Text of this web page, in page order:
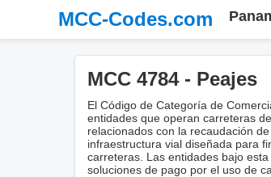
MCC-Codes.com
MCC 4784 - Peajes
El Código de Categoría de
entidades que operan carreteras
relacionados con la recaudación
infraestructura vial diseñada para
carreteras. Las entidades bajo
soluciones de pago por el uso de